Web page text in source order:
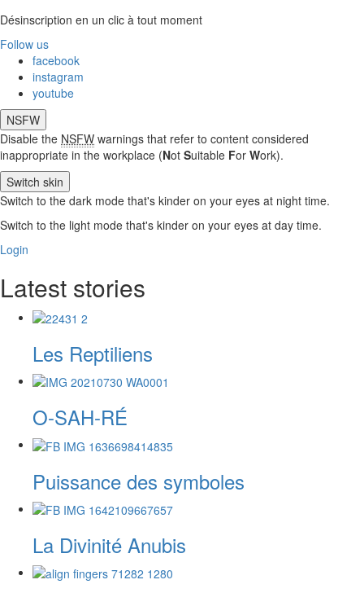
Désinscription en un clic à tout moment
Follow us
facebook
instagram
youtube
NSFW
Disable the NSFW warnings that refer to content considered
inappropriate in the workplace (Not Suitable For Work).
Switch skin
Switch to the dark mode that's kinder on your eyes at night time.
Switch to the light mode that's kinder on your eyes at day time.
Login
Latest stories
Les Reptiliens
O-SAH-RÉ
Puissance des symboles
La Divinité Anubis